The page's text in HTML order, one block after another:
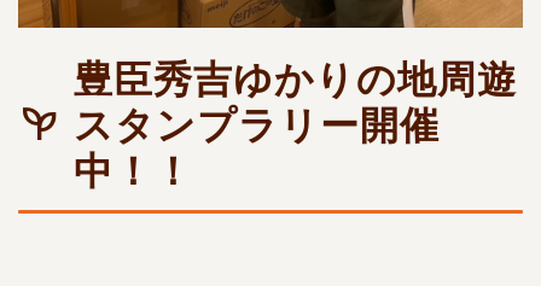
豊臣秀吉ゆかりの地周遊
スタンプラリー開催
中！！